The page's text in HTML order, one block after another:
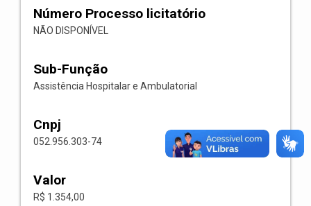
Número Processo licitatório
NÃO DISPONÍVEL
Sub-Função
Assistência Hospitalar e Ambulatorial
Cnpj
052.956.303-74
Valor
R$ 1.354,00